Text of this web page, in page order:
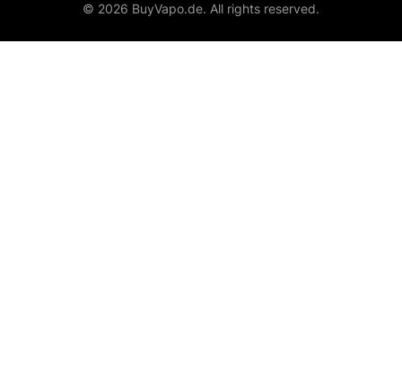
© 2026 BuyVapo.de. All rights reserved.